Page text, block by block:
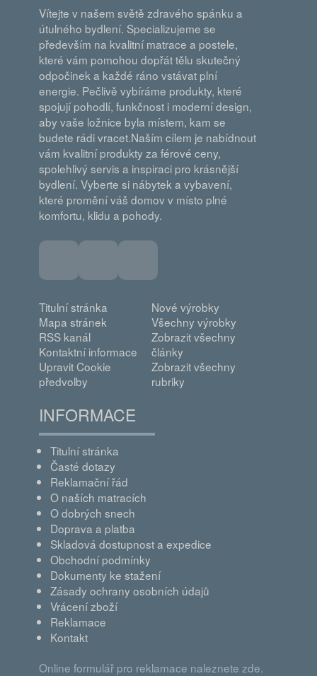
Vítejte v našem světě zdravého spánku a
útulného bydlení. Specializujeme se
především na kvalitní matrace a postele,
které vám pomohou dopřát tělu skutečný
odpočinek a každé ráno vstávat plní
energie. Pečlivě vybíráme produkty, které
spojují pohodlí, funkčnost i moderní design,
aby vaše ložnice byla místem, kam se
budete rádi vracet.Naším cílem je nabídnout
vám kvalitní produkty za férové ceny,
spolehlivý servis a inspiraci pro krásnější
bydlení. Vyberte si nábytek a vybavení,
které promění váš domov v místo plné
komfortu, klidu a pohody.
Titulní stránka
Mapa stránek
RSS kanál
Kontaktní informace
Upravit Cookie
předvolby
Nové výrobky
Všechny výrobky
Zobrazit všechny
články
Zobrazit všechny
rubriky
INFORMACE
Titulní stránka
Časté dotazy
Reklamační řád
O naších matracích
O dobrých snech
Doprava a platba
Skladová dostupnost a expedice
Obchodní podmínky
Dokumenty ke stažení
Zásady ochrany osobních údajů
Vrácení zboží
Reklamace
Kontakt
Online formulář pro reklamace naleznete zde.